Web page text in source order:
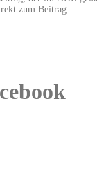
zum Beitrag.